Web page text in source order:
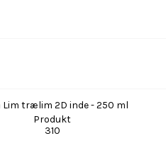
Lim trælim 2D inde - 250 ml
Produkt
310